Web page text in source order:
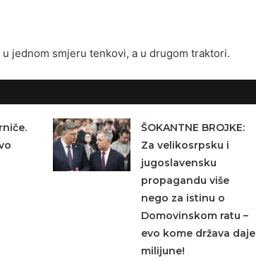
jednom smjeru tenkovi, a u drugom traktori.
ŠOKANTNE BROJKE:
Za velikosrpsku i
jugoslavensku
propagandu više
nego za istinu o
Domovinskom ratu –
evo kome država daje
milijune!